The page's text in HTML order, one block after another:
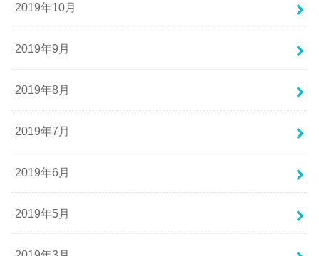
2019年10月
2019年9月
2019年8月
2019年7月
2019年6月
2019年5月